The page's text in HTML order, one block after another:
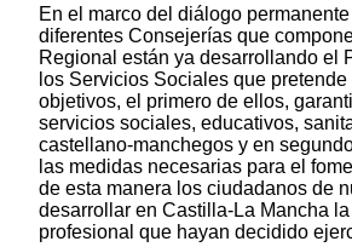
En el marco del diálogo
diferentes Consejerías que
Regional están ya desarrollando el
los Servicios Sociales que
objetivos, el primero de ellos,
servicios sociales, educativos,
castellano-manchegos y en
las medidas necesarias para el
de esta manera los ciudadanos de
desarrollar en Castilla-La Mancha
profesional que hayan decidido